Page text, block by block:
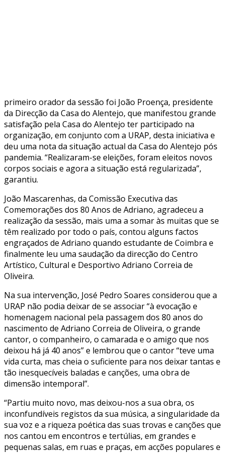
primeiro orador da sessão foi João Proença, presidente
da Direcção da Casa do Alentejo, que manifestou grande
satisfação pela Casa do Alentejo ter participado na
organização, em conjunto com a URAP, desta iniciativa e
deu uma nota da situação actual da Casa do Alentejo pós
pandemia. “Realizaram-se eleições, foram eleitos novos
corpos sociais e agora a situação está regularizada”,
garantiu.
João Mascarenhas, da Comissão Executiva das
Comemorações dos 80 Anos de Adriano, agradeceu a
realização da sessão, mais uma a somar às muitas que se
têm realizado por todo o país, contou alguns factos
engraçados de Adriano quando estudante de Coimbra e
finalmente leu uma saudação da direcção do Centro
Artístico, Cultural e Desportivo Adriano Correia de
Oliveira.
Na sua intervenção, José Pedro Soares considerou que a
URAP não podia deixar de se associar “à evocação e
homenagem nacional pela passagem dos 80 anos do
nascimento de Adriano Correia de Oliveira, o grande
cantor, o companheiro, o camarada e o amigo que nos
deixou há já 40 anos” e lembrou que o cantor “teve uma
vida curta, mas cheia o suficiente para nos deixar tantas e
tão inesquecíveis baladas e canções, uma obra de
dimensão intemporal”.
“Partiu muito novo, mas deixou-nos a sua obra, os
inconfundíveis registos da sua música, a singularidade da
sua voz e a riqueza poética das suas trovas e canções que
nos cantou em encontros e tertúlias, em grandes e
pequenas salas, em ruas e praças, em acções populares e